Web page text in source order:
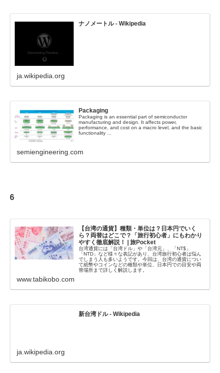
ナノメートル - Wikipedia
ja.wikipedia.org
Packaging
Packaging is an essential part of semiconductor
manufacturing and design. It affects power,
performance, and cost on a macro level, and the basic
functionality ...
semiengineering.com
6
【台湾の通貨】種類・単位は？日本円でいく
ら？両替はどこで？「旅行初心者」にもわかり
やすく徹底解説！ | 旅Pocket
台湾通貨には「台湾ドル」や「台湾元」、「NT$」
「NTD」など様々な表記があり、台湾旅行初心者は悩ん
でしまう人も多いようです。今回は、台湾の通貨につい
て紙幣やコインなどの種類や単位、日本円での目安や両
替場所まで詳しく解説します。
www.tabikobo.com
新台湾ドル - Wikipedia
ja.wikipedia.org